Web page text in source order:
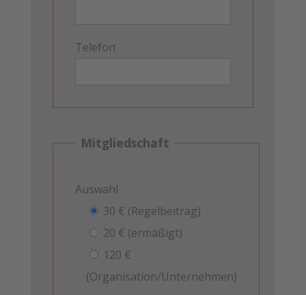
Telefon
Mitgliedschaft
Auswahl
30 € (Regelbeitrag)
20 € (ermäßigt)
120 €
(Organisation/Unternehmen)